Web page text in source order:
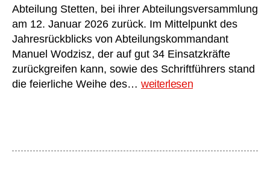
Abteilung Stetten, bei ihrer Abteilungsversammlung
am 12. Januar 2026 zurück. Im Mittelpunkt des
Jahresrückblicks von Abteilungskommandant
Manuel Wodzisz, der auf gut 34 Einsatzkräfte
zurückgreifen kann, sowie des Schriftführers stand
die feierliche Weihe des… Abteilungsversammlung
weiterlesen